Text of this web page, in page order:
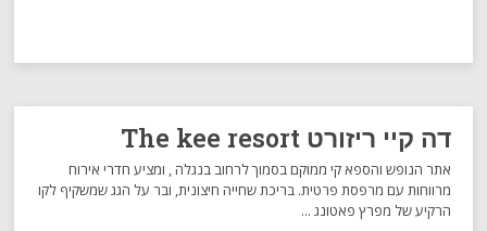
דה קיי ריזורט The kee resort
אתר הנופש והספא קי ממוקם בסמוך לרחוב בנגלה , ומציע חדרי אירוח
מרווחות עם מרפסת פרטית. בריכת שחייה חיצונית, ובר על הגג שמשקיף לקו
הרקיע של מפרץ פאטונג ...